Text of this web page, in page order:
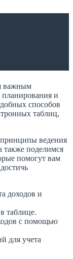
важным
и
способов
таблиц,
ведения
также поделимся
помогут вам
доходов и
таблице.
с помощью
для учета